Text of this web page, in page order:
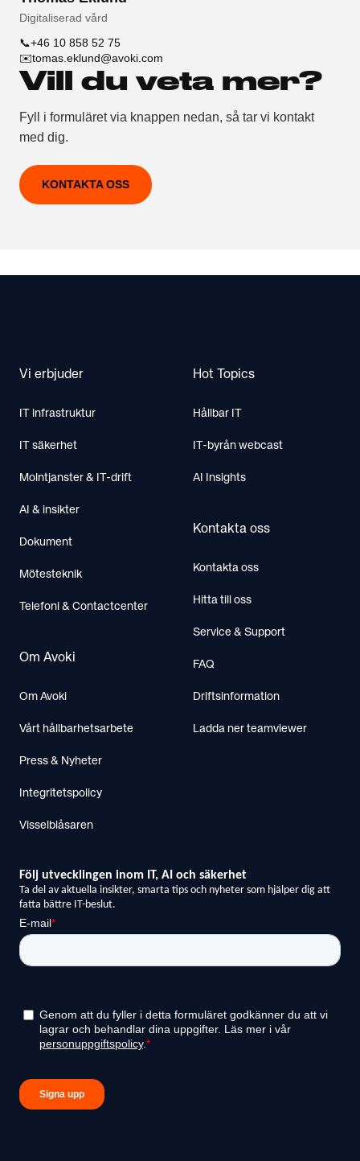
Digitaliserad vård
📞+46 10 858 52 75
✉️tomas.eklund@avoki.com
Vill du veta mer?
Fyll i formuläret via knappen nedan, så tar vi kontakt
med dig.
KONTAKTA OSS
Vi erbjuder
IT infrastruktur
IT säkerhet
Molntjanster & IT-drift
AI & insikter
Dokument
Mötesteknik
Telefoni & Contactcenter
Om Avoki
Om Avoki
Vårt hållbarhetsarbete
Press & Nyheter
Integritetspolicy
Visselblåsaren
Hot Topics
Hållbar IT
IT-byrån webcast
AI Insights
Kontakta oss
Kontakta oss
Hitta till oss
Service & Support
FAQ
Driftsinformation
Ladda ner teamviewer